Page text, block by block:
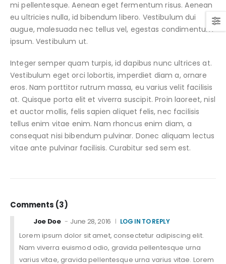
mi pellentesque. Aenean eget fermentum risus. Aenean
eu ultricies nulla, id bibendum libero. Vestibulum dui
augue, malesuada nec tellus vel, egestas condimentum
ipsum. Vestibulum ut.
Integer semper quam turpis, id dapibus nunc ultrices at.
Vestibulum eget orci lobortis, imperdiet diam a, ornare
eros. Nam porttitor rutrum massa, eu varius velit facilisis
at. Quisque porta elit et viverra suscipit. Proin laoreet, nisl
et auctor mollis, felis sapien aliquet felis, nec facilisis
tellus enim vitae enim. Nam rhoncus enim diam, a
consequat nisi bibendum pulvinar. Donec aliquam lectus
vitae ante pulvinar facilisis. Curabitur sed sem est.
Comments (3)
Joe Doe June 28, 2016 LOG IN TO REPLY
Lorem ipsum dolor sit amet, consectetur adipiscing elit.
Nam viverra euismod odio, gravida pellentesque urna
varius vitae, gravida pellentesque urna varius vitae. Lorem